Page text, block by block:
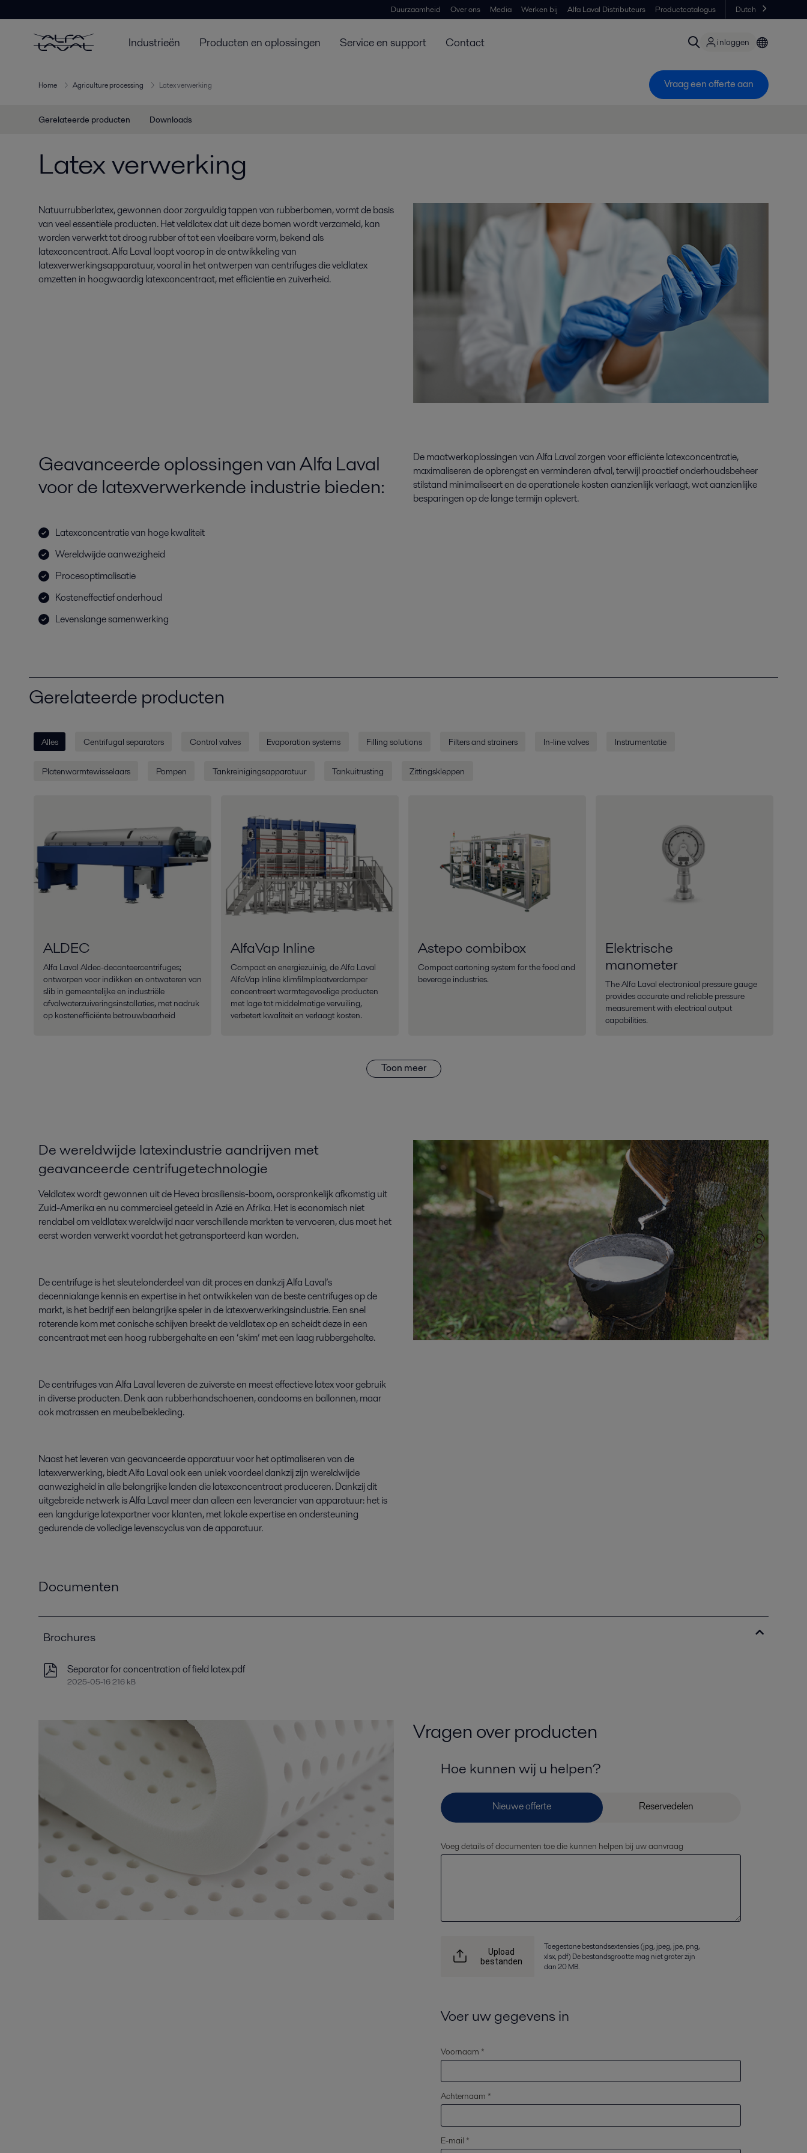
Duurzaamheid Over ons Media Werken bij Alfa Laval Distributeurs Productcatalogus Dutch
Industrieën Producten en oplossingen Service en support Contact inloggen
Home Agriculture processing Latex verwerking Vraag een offerte aan
Gerelateerde producten Downloads
Latex verwerking
Natuurrubberlatex, gewonnen door zorgvuldig tappen van rubberbomen, vormt de basis
van veel essentiële producten. Het veldlatex dat uit deze bomen wordt verzameld, kan
worden verwerkt tot droog rubber of tot een vloeibare vorm, bekend als
latexconcentraat. Alfa Laval loopt voorop in de ontwikkeling van
latexverwerkingsapparatuur, vooral in het ontwerpen van centrifuges die veldlatex
omzetten in hoogwaardig latexconcentraat, met efficiëntie en zuiverheid.
Geavanceerde oplossingen van Alfa Laval
voor de latexverwerkende industrie bieden:
Latexconcentratie van hoge kwaliteit
Wereldwijde aanwezigheid
Procesoptimalisatie
Kosteneffectief onderhoud
Levenslange samenwerking
De maatwerkoplossingen van Alfa Laval zorgen voor efficiëntelatexconcentratie,
maximaliseren de opbrengst en verminderen afval, terwijl proactief onderhoudsbeheer
stilstand minimaliseert en de operationele kosten aanzienlijk verlaagt, wat aanzienlijke
besparingen op de lange termijn oplevert.
Gerelateerde producten
Alles Centrifugal separators Control valves Evaporation systems Filling solutions Filters and strainers In-line valves Instrumentatie
Platenwarmtewisselaars Pompen Tankreinigingsapparatuur Tankuitrusting Zittingskleppen
ALDEC
Alfa Laval Aldec-decanteercentrifuges;
ontworpen voor indikken en ontwateren van
slib in gemeentelijke en industriële
afvalwaterzuiveringsinstallaties, met nadruk
op kostenefficiënte betrouwbaarheid
AlfaVap Inline
Compact en energiezuinig, de Alfa Laval
AlfaVap Inline klimfilmplaatverdamper
concentreert warmtegevoelige producten
met lage tot middelmatige vervuiling,
verbetert kwaliteit en verlaagt kosten.
Astepo combibox
Compact cartoning system for the food and
beverage industries.
Elektrische
manometer
The Alfa Laval electronical pressure gauge
provides accurate and reliable pressure
measurement with electrical output
capabilities.
Toon meer
De wereldwijde latexindustrie aandrijven met
geavanceerde centrifugetechnologie
Veldlatex wordt gewonnen uit de Hevea brasiliensis-boom, oorspronkelijk afkomstig uit
Zuid-Amerika en nu commercieel geteeld in Azië en Afrika. Het is economisch niet
rendabel om veldlatex wereldwijd naar verschillende markten te vervoeren, dus moet het
eerst worden verwerkt voordat het getransporteerd kan worden.
De centrifuge is het sleutelonderdeel van dit proces en dankzij Alfa Laval’s
decennialange kennis en expertise in het ontwikkelen van de beste centrifuges op de
markt, is het bedrijf een belangrijke speler in de latexverwerkingsindustrie. Een snel
roterende kom met conische schijven breekt de veldlatex op en scheidt deze in een
concentraat met een hoog rubbergehalte en een ‘skim’ met een laag rubbergehalte.
De centrifuges van Alfa Laval leveren de zuiverste en meest effectieve latex voor gebruik
in diverse producten. Denk aan rubberhandschoenen, condooms en ballonnen, maar
ook matrassen en meubelbekleding.
Naast het leveren van geavanceerde apparatuur voor het optimaliseren van de
latexverwerking, biedt Alfa Laval ook een uniek voordeel dankzij zijn wereldwijde
aanwezigheid in alle belangrijke landen dielatexconcentraatproduceren. Dankzij dit
uitgebreide netwerk is Alfa Laval meer dan alleen een leverancier van apparatuur: het is
een langdurige latexpartner voor klanten, met lokale expertise en ondersteuning
gedurende de volledige levenscyclus van de apparatuur.
Documenten
Brochures
Separator for concentration of field latex.pdf
2025-05-16 216 kB
Vragen over producten
Hoe kunnen wij u helpen?
Voeg details of documenten toe die kunnen helpen bij uw aanvraag
Upload
bestanden
Toegestane bestandsextensies (jpg, jpeg, jpe, png,
xlsx, pdf) De bestandsgrootte mag niet groter zijn
dan 20 MB.
Voer uw gegevens in
Voornaam *
Achternaam *
E-mail *